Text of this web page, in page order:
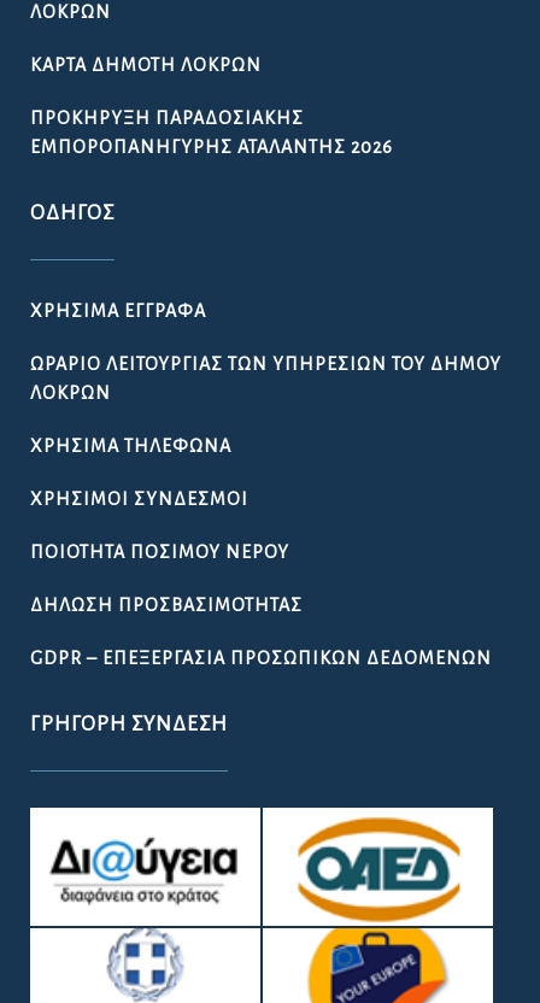
ΛΟΚΡΏΝ
ΚΆΡΤΑ ΔΗΜΌΤΗ ΛΟΚΡΏΝ
ΠΡΟΚΉΡΥΞΗ ΠΑΡΑΔΟΣΙΑΚΉΣ
ΕΜΠΟΡΟΠΑΝΉΓΥΡΗΣ ΑΤΑΛΆΝΤΗΣ 2026
ΟΔΗΓΌΣ
ΧΡΉΣΙΜΑ ΈΓΓΡΑΦΑ
ΩΡΆΡΙΟ ΛΕΙΤΟΥΡΓΊΑΣ ΤΩΝ ΥΠΗΡΕΣΙΏΝ ΤΟΥ ΔΉΜΟΥ
ΛΟΚΡΏΝ
ΧΡΉΣΙΜΑ ΤΗΛΈΦΩΝΑ
ΧΡΉΣΙΜΟΙ ΣΎΝΔΕΣΜΟΙ
ΠΟΙΌΤΗΤΑ ΠΌΣΙΜΟΥ ΝΕΡΟΎ
ΔΉΛΩΣΗ ΠΡΟΣΒΑΣΙΜΌΤΗΤΑΣ
GDPR – ΕΠΕΞΕΡΓΑΣΙΑ ΠΡΟΣΩΠΙΚΩΝ ΔΕΔΟΜΕΝΩΝ
ΓΡΉΓΟΡΗ ΣΎΝΔΕΣΗ